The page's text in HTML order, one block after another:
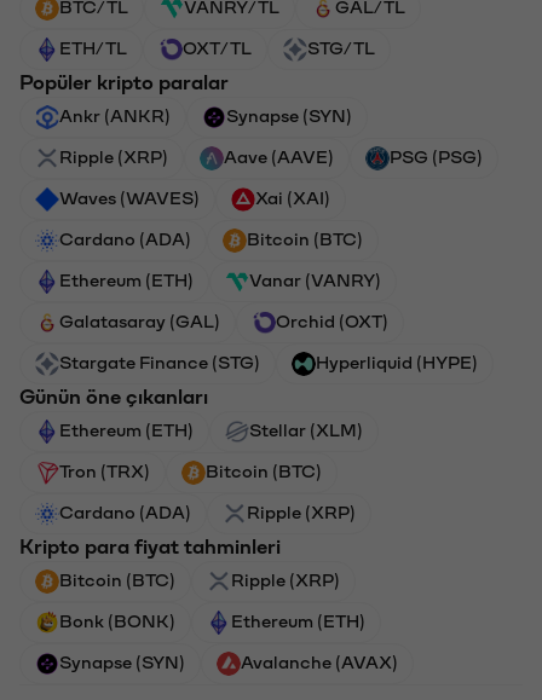
BTC/TL VANRY/TL GAL/TL
ETH/TL OXT/TL STG/TL
Popüler kripto paralar
Ankr (ANKR) Synapse (SYN)
Ripple (XRP) Aave (AAVE) PSG (PSG)
Waves (WAVES) Xai (XAI)
Cardano (ADA) Bitcoin (BTC)
Ethereum (ETH) Vanar (VANRY)
Galatasaray (GAL) Orchid (OXT)
Stargate Finance (STG) Hyperliquid (HYPE)
Günün öne çıkanları
Ethereum (ETH) Stellar (XLM)
Tron (TRX) Bitcoin (BTC)
Cardano (ADA) Ripple (XRP)
Kripto para fiyat tahminleri
Bitcoin (BTC) Ripple (XRP)
Bonk (BONK) Ethereum (ETH)
Synapse (SYN) Avalanche (AVAX)